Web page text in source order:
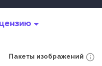
arrow_drop_down
Пакеты изображений info_outline